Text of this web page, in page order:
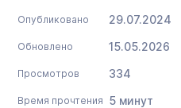
Опубликовано 29.07.2024
Обновлено 15.05.2026
Просмотров 334
Время прочтения 5 минут